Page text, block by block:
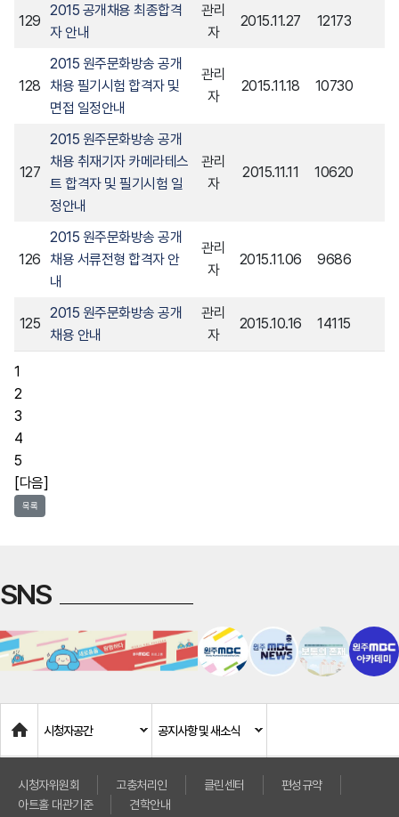
129
2015 공개채용 최종합격
자 안내
관리
자
2015.11.27 12173
128
2015 원주문화방송 공개
채용 필기시험 합격자 및
면접 일정안내
관리
자
2015.11.18 10730
127
2015 원주문화방송 공개
채용 취재기자 카메라테스
트 합격자 및 필기시험 일
정안내
관리
자
2015.11.11 10620
126
2015 원주문화방송 공개
채용 서류전형 합격자 안
내
관리
자
2015.11.06 9686
125
2015 원주문화방송 공개
채용 안내
관리
자
2015.10.16 14115
1
2
3
4
5
[다음]
목록
SNS
Home
시청자공간 공지사항 및 새소식
시청자위원회 고충처리인 클린센터
편성규약
아트홀 대관기준
견학안내